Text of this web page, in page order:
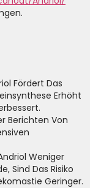
Fördert Das
Erhöht
Berichten Von
Weniger
Sind Das Risiko
Geringer.